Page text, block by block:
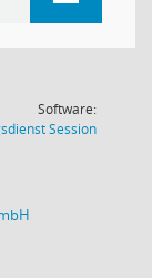
Software:
Session(Wird in